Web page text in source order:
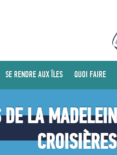
SE RENDRE AUX ÎLES QUOI FAIRE
LA